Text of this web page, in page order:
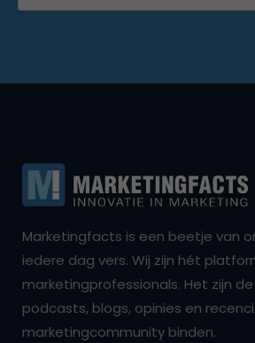
Marketingfacts is een beetje van
iedere dag vers. Wij zijn hét
marketingprofessionals. Het zijn
podcasts, blogs, opinies en
marketingcommunity binden.